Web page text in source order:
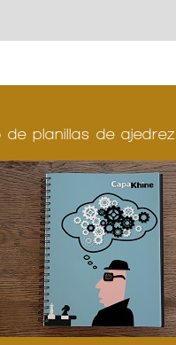
de planillas de ajedrez